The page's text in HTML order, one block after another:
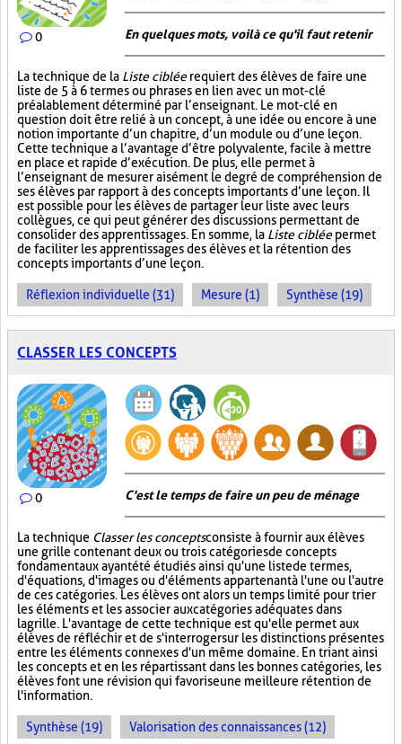
0 En quelques mots, voilà ce qu'il faut retenir
La technique de la Liste cibléerequiert des élèves de faire une
liste de 5 à 6 termes ou phrases en lien avec un mot-clé
préalablement déterminé par l’enseignant. Le mot-clé en
question doit être relié à un concept, à une idée ou encore à une
notion importante d’un chapitre, d’un module ou d’une leçon.
Cette technique a l’avantage d’être polyvalente, facile à mettre
en place et rapide d’exécution. De plus, elle permet à
l’enseignant de mesurer aisément le degré de compréhension de
ses élèves par rapport à des concepts importants d’une leçon. Il
est possible pour les élèves de partager leur liste avec leurs
collègues, ce qui peut générer des discussions permettant de
consolider des apprentissages. En somme, la Liste cibléepermet
de faciliter les apprentissages des élèves et la rétention des
concepts importants d’une leçon.
Réflexion individuelle (31) Mesure (1) Synthèse (19)
CLASSER LES CONCEPTS
0 C'est le temps de faire un peu de ménage
La technique Classer les conceptsconsiste à fournir aux élèves
une grille contenant deux ou trois catégories de concepts
fondamentaux ayant été étudiés ainsi qu'une liste de termes,
d'équations, d'images ou d'éléments appartenant à l'une ou l'autre
de ces catégories. Les élèves ont alors un temps limité pour trier
les éléments et les associer aux catégories adéquates dans
la grille. L'avantage de cette technique est qu'elle permet aux
élèves de réfléchir et de s'interroger sur les distinctions présentes
entre les éléments connexes d'un même domaine. En triant ainsi
les concepts et en les répartissant dans les bonnes catégories, les
élèves font une révision qui favorise une meilleure rétention de
l'information.
Synthèse (19) Valorisation des connaissances (12)